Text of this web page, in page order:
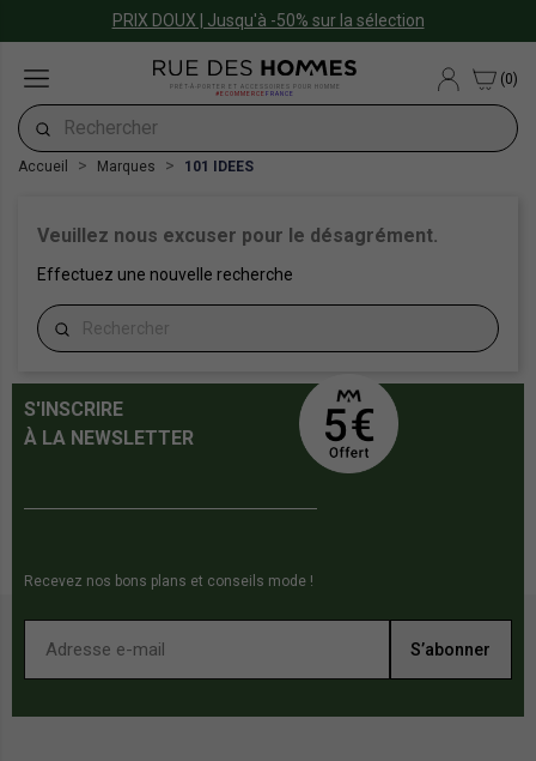
PRIX DOUX | Jusqu'à -50% sur la sélection
PRÊT-À-PORTER ET ACCESSOIRES POUR HOMME
#ECOMMERCE FRANCE
(0)
Accueil Marques 101 IDEES
Veuillez nous excuser pour le désagrément.
Effectuez une nouvelle recherche
S'INSCRIRE
À LA NEWSLETTER
Recevez nos bons plans et conseils mode !
S’abonner